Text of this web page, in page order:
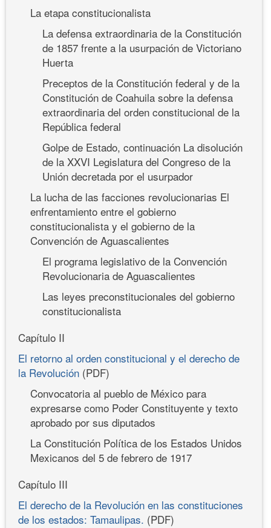
La etapa constitucionalista
La defensa extraordinaria de la Constitución
de 1857 frente a la usurpación de Victoriano
Huerta
Preceptos de la Constitución federal y de la
Constitución de Coahuila sobre la defensa
extraordinaria del orden constitucional de la
República federal
Golpe de Estado, continuación La disolución
de la XXVI Legislatura del Congreso de la
Unión decretada por el usurpador
La lucha de las facciones revolucionarias El
enfrentamiento entre el gobierno
constitucionalista y el gobierno de la
Convención de Aguascalientes
El programa legislativo de la Convención
Revolucionaria de Aguascalientes
Las leyes preconstitucionales del gobierno
constitucionalista
Capítulo II
El retorno al orden constitucional y el derecho de
la Revolución (PDF)
Convocatoria al pueblo de México para
expresarse como Poder Constituyente y texto
aprobado por sus diputados
La Constitución Política de los Estados Unidos
Mexicanos del 5 de febrero de 1917
Capítulo III
El derecho de la Revolución en las constituciones
de los estados: Tamaulipas. (PDF)